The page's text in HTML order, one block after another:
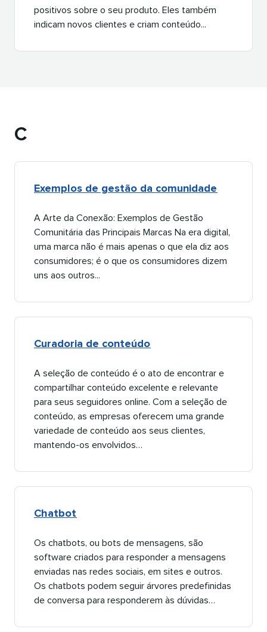
positivos sobre o seu produto. Eles também
indicam novos clientes e criam conteúdo...​​
C​​
Exemplos de gestão da comunidade​​
A Arte da Conexão: Exemplos de Gestão
Comunitária das Principais Marcas Na era digital,
uma marca não é mais apenas o que ela diz aos
consumidores; é o que os consumidores dizem
uns aos outros...​​
Curadoria de conteúdo​​
A seleção de conteúdo é o ato de encontrar e
compartilhar conteúdo excelente e relevante
para seus seguidores online. Com a seleção de
conteúdo, as empresas oferecem uma grande
variedade de conteúdo aos seus clientes,
mantendo-os envolvidos…​​
Chatbot​​
Os chatbots, ou bots de mensagens, são
software criados para responder a mensagens
enviadas nas redes sociais, em sites e outros.
Os chatbots podem seguir árvores predefinidas
de conversa para responderem às dúvidas…​​